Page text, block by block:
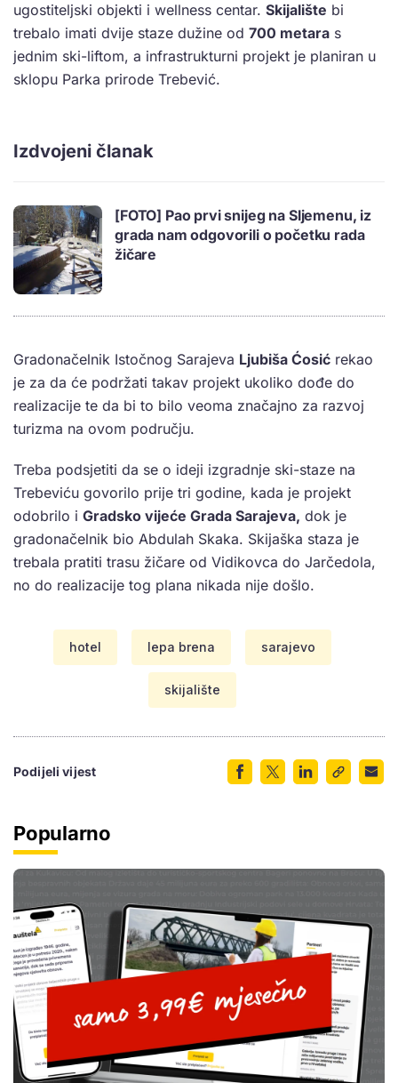
ugostiteljski objekti i wellness centar. Skijalište bi
trebalo imati dvije staze dužine od 700 metara s
jednim ski-liftom, a infrastrukturni projekt je planiran u
sklopu Parka prirode Trebević.
Izdvojeni članak
[FOTO] Pao prvi snijeg na Sljemenu, iz
grada nam odgovorili o početku rada
žičare
Gradonačelnik Istočnog Sarajeva Ljubiša Ćosić rekao
je za da će podržati takav projekt ukoliko dođe do
realizacije te da bi to bilo veoma značajno za razvoj
turizma na ovom području.
Treba podsjetiti da se o ideji izgradnje ski-staze na
Trebeviću govorilo prije tri godine, kada je projekt
odobrilo i Gradsko vijeće Grada Sarajeva, dok je
gradonačelnik bio Abdulah Skaka. Skijaška staza je
trebala pratiti trasu žičare od Vidikovca do Jarčedola,
no do realizacije tog plana nikada nije došlo.
hotel lepa brena sarajevo
skijalište
Podijeli vijest
Popularno